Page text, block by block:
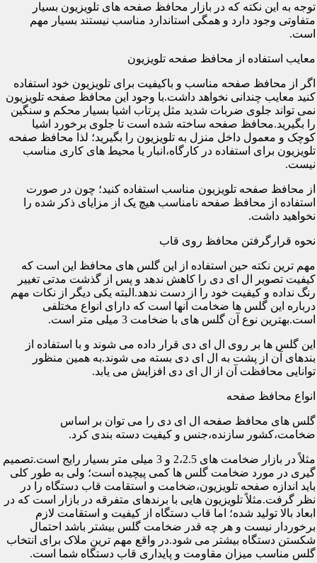
توجه به این نکته که در بازار محافظ صفحه های تلویزیون بسیار
متفاوتی وجود دارد و همگی استاندارد مناسب نیستند بسیار مهم
است.
معایب استفاده از محافظ صفحه تلویزیون
اگر از محافظ صفحه مناسب و باکیفیت برای تلویزیون خود استفاده
کنید معایب چندانی نخواهد داشت.با وجود این محافظ صفحه تلویزیون
نمی تواند جلوی ضربات شدید مثل پرتاب اشیا بسیار محکم و سنگین
را بگیرید.محافظ صفحه ساخته شده است تا جلوی برخورد اشیا
کوچک و معمول داخل منزل به تلویزیون را بگیرید؛ لذا محافظ صفحه
تلویزیون برای استفاده در کارگاه،انبار یا محیط های کاری مناسب
نیست.
از محافظ صفحه تلویزیون مناسب استفاده کنید؛ چون در صورت
استفاده از محافظ صفحه نامناسب هیچ یک از مزایای ذکر شده را
نخواهید داشت.
نحوه قرارگرفتن محافظ روی قاب
مهم ترین نکته حین استفاده از این گلس های محافظ این است که
کیفیت تصویر ال ای دی را کاهش ندهد و پس از گذشت مدتی تغییر
رنگ نداده و کیفیت خود را از دست ندهد.البته یکی دیگر از نکات مهم
درباره این گلس ها ضخامت آنها است که دارای انواع مختلفی
است.بهترین نوع آن گلس های با ضخامت 3 میلی متر است.
این گلس ها بر روی ال ای دی قرار داده می شوند و با استفاده از
بندهای آن از پشت به ال ای دی بسته می شوند.به همین منظور
توانایی محافظت آن از ال ای دی افزایش می یابد.
انواع محافظ صفحه
گلس های محافظ صفحه ال ای دی را می توان بر اساس
ضخامت،کشور سازنده،جنس و کیفیت دسته بندی کرد.
مثلاً در بازار ضخامت های 2،2.5 و 3 میلی متر بسیار رایج است.تصمیم
گیری در مورد ضخامت گلس ها کمی پیچیده است؛ ولی به طور کلی
باید اندازه صفحه تلویزیون،ضخامت و استقامت قاب دستگاه را در
نظر گرفت.مثلاً تلویزیون هایی با برندهای متفرقه در بازار است که در
ابعاد بالا تولید شده؛ اما قاب دستگاه از کیفیت و استقامت لازم
برخوردار نیست و هر چه قدر ضخامت گلس بیشتر باشد احتمال
شکستن دستگاه بیشتر می شود.در واقع مهم ترین ملاک برای انتخاب
گلس مناسب میزان مقاومت و پایداری قاب دستگاه شما است.